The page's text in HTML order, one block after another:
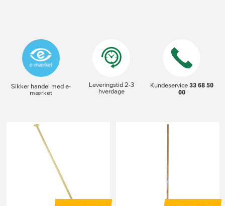
Sikker handel med e-
mærket
Leveringstid 2-3
hverdage
Kundeservice33 68 50
00